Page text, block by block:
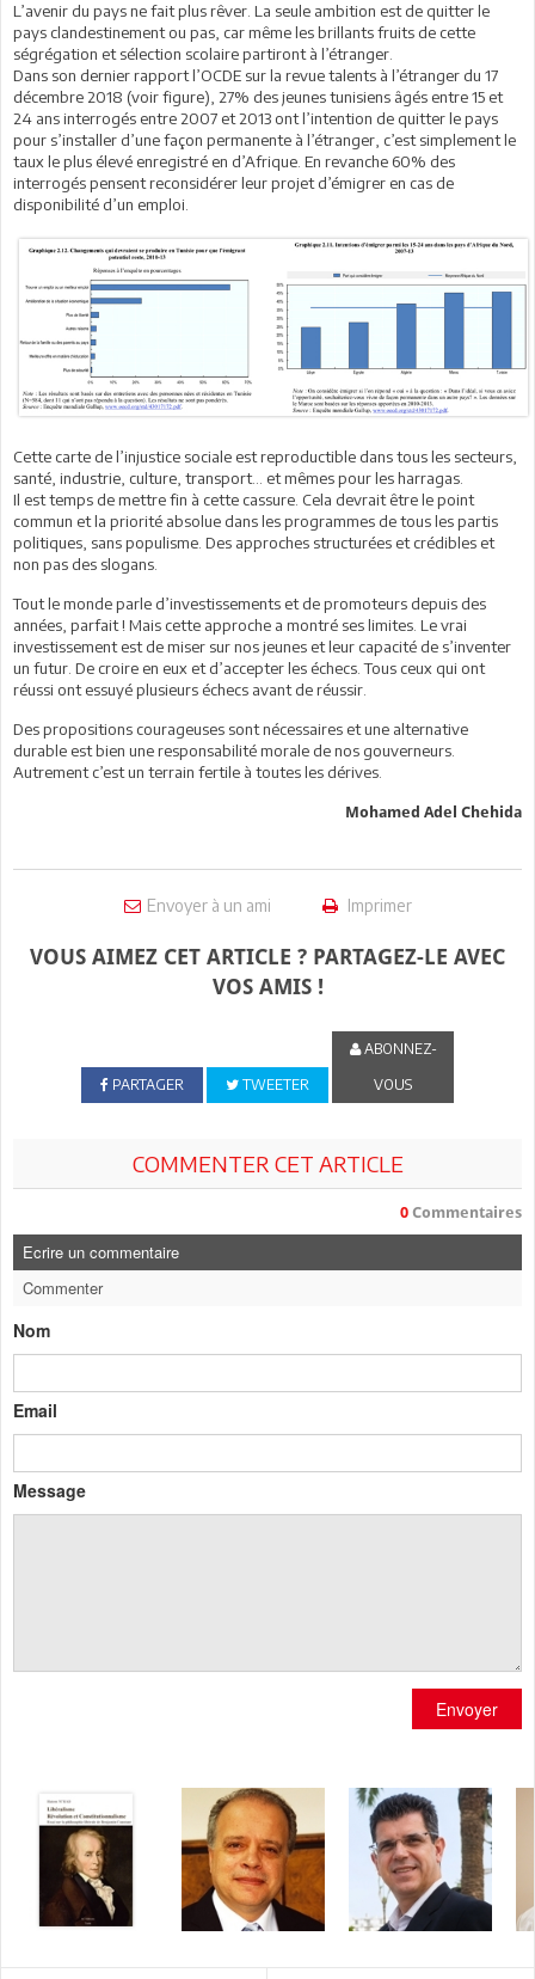
L’avenir du pays ne fait plus rêver. La seule ambition est de quitter le
pays clandestinement ou pas, car même les brillants fruits de cette
ségrégation et sélection scolaire partiront à l’étranger.
Dans son dernier rapport l’OCDE sur la revue talents à l’étranger du 17
décembre 2018 (voir figure), 27% des jeunes tunisiens âgés entre 15 et
24 ans interrogés entre 2007 et 2013 ont l’intention de quitter le pays
pour s’installer d’une façon permanente à l’étranger, c’est simplement le
taux le plus élevé enregistré en d’Afrique. En revanche 60% des
interrogés pensent reconsidérer leur projet d’émigrer en cas de
disponibilité d’un emploi.
Cette carte de l’injustice sociale est reproductible dans tous les secteurs,
santé, industrie, culture, transport… et mêmes pour les harragas.
Il est temps de mettre fin à cette cassure. Cela devrait être le point
commun et la priorité absolue dans les programmes de tous les partis
politiques, sans populisme. Des approches structurées et crédibles et
non pas des slogans.
Tout le monde parle d’investissements et de promoteurs depuis des
années, parfait ! Mais cette approche a montré ses limites. Le vrai
investissement est de miser sur nos jeunes et leur capacité de s’inventer
un futur. De croire en eux et d’accepter les échecs. Tous ceux qui ont
réussi ont essuyé plusieurs échecs avant de réussir.
Des propositions courageuses sont nécessaires et une alternative
durable est bien une responsabilité morale de nos gouverneurs.
Autrement c’est un terrain fertile à toutes les dérives.
Mohamed Adel Chehida
Envoyer à un ami Imprimer
VOUS AIMEZ CET ARTICLE ? PARTAGEZ-LE AVEC
VOS AMIS !
PARTAGER TWEETER
ABONNEZ-
VOUS
COMMENTER CET ARTICLE
0 Commentaires
Ecrire un commentaire
Commenter
Nom
Email
Message
Envoyer